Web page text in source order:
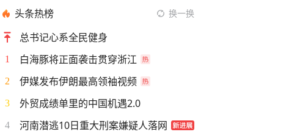
头条热榜 换一换
总书记心系全民健身
1 白海豚将正面袭击贯穿浙江
2 伊媒发布伊朗最高领袖视频
3 外贸成绩单里的中国机遇2.0
4 河南潜逃10日重大刑案嫌疑人落网